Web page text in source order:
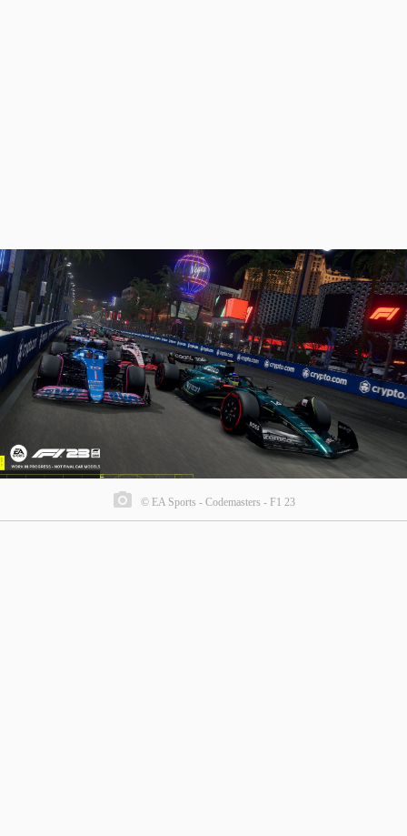
© EA Sports - Codemasters - F1 23